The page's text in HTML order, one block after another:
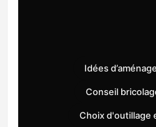
Idées
Conseil
Choix d'outillage